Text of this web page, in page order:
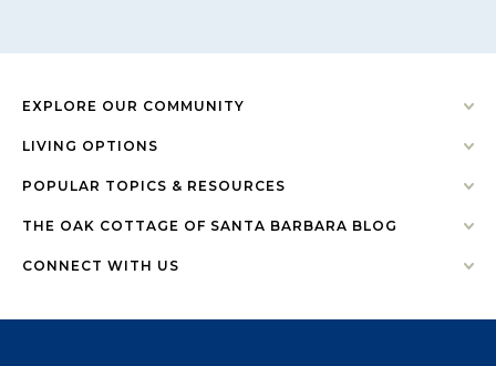
EXPLORE OUR COMMUNITY
LIVING OPTIONS
POPULAR TOPICS & RESOURCES
THE OAK COTTAGE OF SANTA BARBARA BLOG
CONNECT WITH US